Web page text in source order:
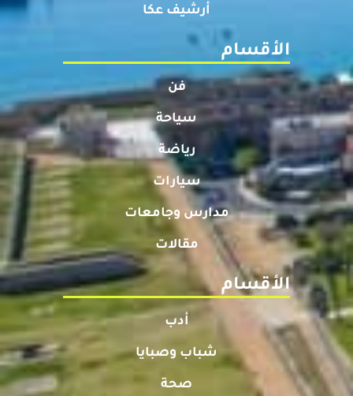
أرشيف عكا
الأقسام
فن
سياحة
رياضة
سيارات
مدارس وجامعات
مقالات
الأقسام
أدب
شباب وصبايا
صحة